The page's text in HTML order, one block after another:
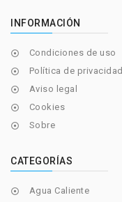
INFORMACIÓN
 Condiciones de uso
 Política de privacidad
 Aviso legal
 Cookies
 Sobre
CATEGORÍAS
 Agua Caliente